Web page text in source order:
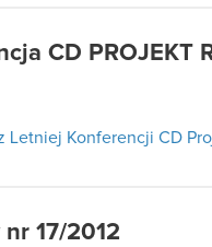
CD PROJEKT
Letniej Konferencji CD
17/2012